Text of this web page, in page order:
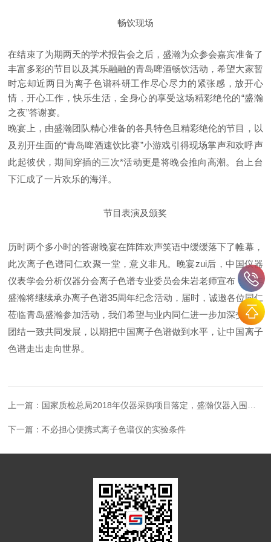
畅饮现场
在结束了为期两天的学术报告会之后，盛瀚为众参会嘉宾准备了
丰富多彩的节目以及其乐融融的青岛啤酒畅饮活动，希望大家暂
时忘却近两日为离子色谱科研工作尽心尽力的紧张感，放开心
情，开心工作，快乐生活，全身心的享受这场精彩绝伦的“盛瀚
之夜”答谢宴。
晚宴上，由盛瀚团队精心准备的各具特色且精彩绝伦的节目，以
及别开生面的“青岛啤酒速饮比赛”小游戏引得现场掌声和欢呼声
此起彼伏，期间穿插的三次*活动更是将晚会推向高潮。台上台
下汇成了一片欢乐的海洋。
节目表演及颁奖
历时两个多小时的答谢晚宴在阵阵欢声笑语中缓缓落下了帷幕，
此次离子色谱同仁欢聚一堂，意义非凡。晚宴zui后，中国仪器
仪表学会分析仪器分会离子色谱专业委员会朱岩老师宣布：今年
盛瀚将继续承办离子色谱35周年纪念活动，届时，诚邀各位同仁
莅临青岛盛瀚参加活动，我们希望与业内同仁进一步加深交流，
团结一致共同发展，以期把中国离子色谱做到水平，让中国离子
色谱走出走向世界。
上一篇： 国家质检总局2018年仪器采购项目落定，盛瀚仪器入围品目
下一篇：不必担心便携式离子色谱仪的实验条件